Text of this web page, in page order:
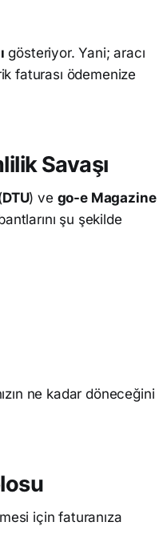
gösteriyor. Yani; aracı
faturası ödemenize
Savaşı
DTU) ve go-e Magazine
şu şekilde
ne kadar döneceğini
için faturanıza